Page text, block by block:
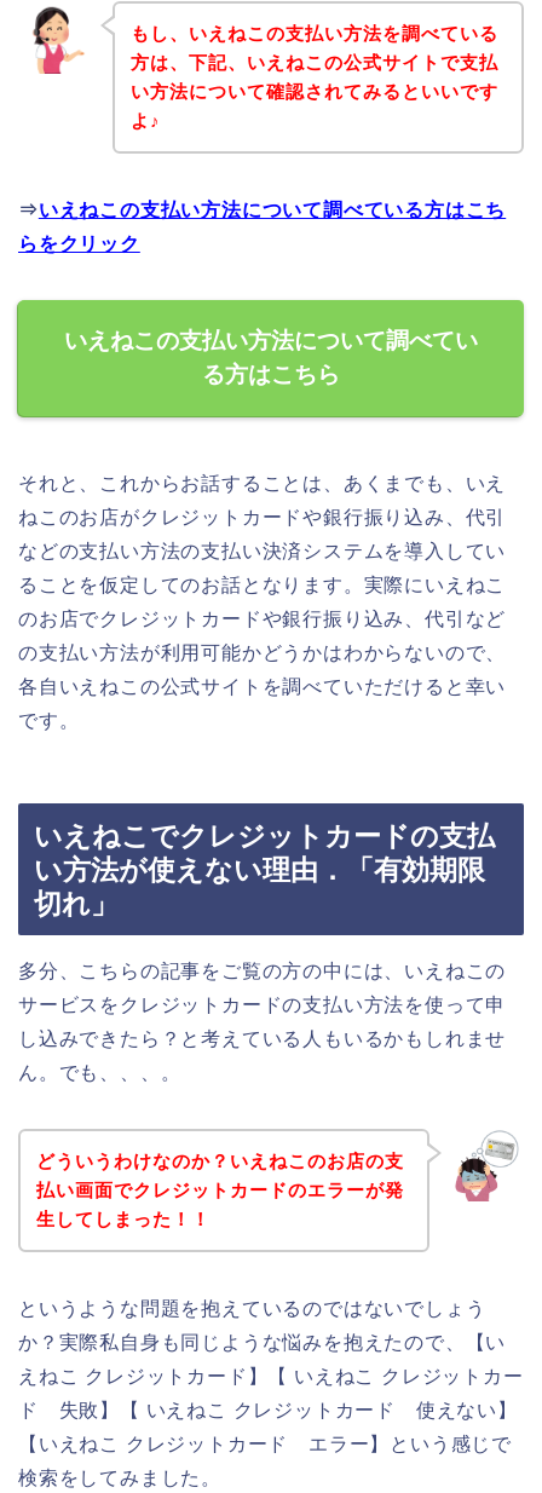
もし、いえねこの支払い方法を調べている
方は、下記、いえねこの公式サイトで支払
い方法について確認されてみるといいです
よ♪
⇒いえねこの支払い方法について調べている方はこち
らをクリック
いえねこの支払い方法について調べてい
る方はこちら
それと、これからお話することは、あくまでも、いえ
ねこのお店がクレジットカードや銀行振り込み、代引
などの支払い方法の支払い決済システムを導入してい
ることを仮定してのお話となります。実際にいえねこ
のお店でクレジットカードや銀行振り込み、代引など
の支払い方法が利用可能かどうかはわからないので、
各自いえねこの公式サイトを調べていただけると幸い
です。
いえねこでクレジットカードの支払
い方法が使えない理由．「有効期限
切れ」
多分、こちらの記事をご覧の方の中には、いえねこの
サービスをクレジットカードの支払い方法を使って申
し込みできたら？と考えている人もいるかもしれませ
ん。でも、、、。
どういうわけなのか？いえねこのお店の支
払い画面でクレジットカードのエラーが発
生してしまった！！
というような問題を抱えているのではないでしょう
か？実際私自身も同じような悩みを抱えたので、【い
えねこ クレジットカード】【 いえねこ クレジットカー
ド 失敗】【 いえねこ クレジットカード 使えない】
【いえねこ クレジットカード エラー】という感じで
検索をしてみました。